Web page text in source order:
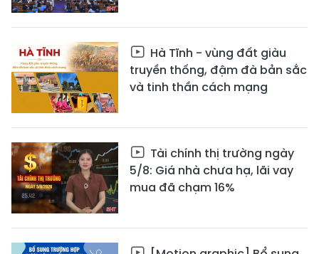
Hà Tĩnh - vùng đất giàu
truyền thống, đậm đà bản sắc
và tinh thần cách mạng
Tài chính thị trường ngày
5/8: Giá nhà chưa hạ, lãi vay
mua đã chạm 16%